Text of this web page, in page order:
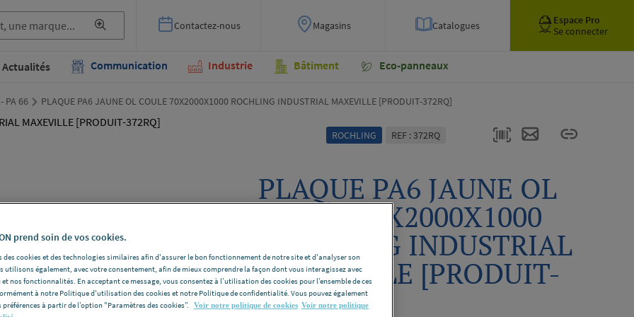
Contactez-nous Magasins Catalogues
Espace Pro
Se connecter
Actualités Communication Industrie Bâtiment Eco-panneaux
PA 66 PLAQUE PA6 JAUNE OL COULE 70X2000X1000 ROCHLING INDUSTRIAL MAXEVILLE [PRODUIT-372RQ]
ROCHLING REF : 372RQ
PLAQUE PA6 JAUNE OL
COULE 70X2000X1000
ROCHLING INDUSTRIAL
MAXEVILLE [PRODUIT-
372RQ]
prend soin de vos cookies.
des cookies et des technologies similaires afin d'assurer le bon fonctionnement de notre site et d'analyser son
utilisons également, avec votre consentement, afin de mieux comprendre la façon dont vous interagissez avec
nos fonctionnalités. En acceptant ce message, vous consentez à l’utilisation des cookies pour l’ensemble de ces
à notre Politique d'utilisation des cookies et notre Politique de confidentialité. Vous pouvez également
à partir de l’option "Paramètres des cookies”.
Voir notre politique de cookies Voir notre politique